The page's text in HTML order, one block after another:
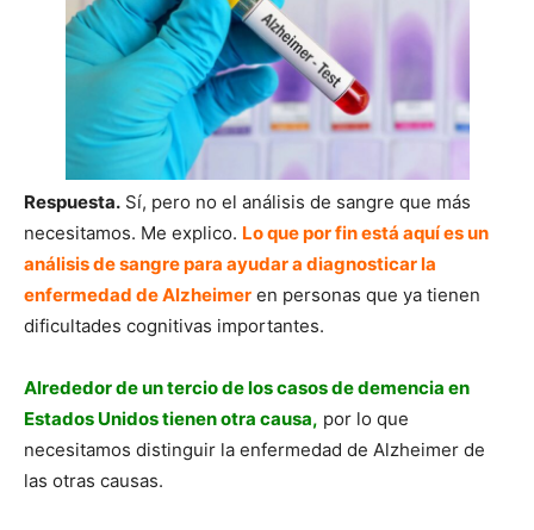
Respuesta. Sí, pero no el análisis de sangre que más
necesitamos. Me explico. Lo que por fin está aquí es un
análisis de sangre para ayudar a diagnosticar la
enfermedad de Alzheimer en personas que ya tienen
dificultades cognitivas importantes.
Alrededor de un tercio de los casos de demencia en
Estados Unidos tienen otra causa, por lo que
necesitamos distinguir la enfermedad de Alzheimer de
las otras causas.